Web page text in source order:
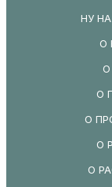
НУ
О
О
О
О
О